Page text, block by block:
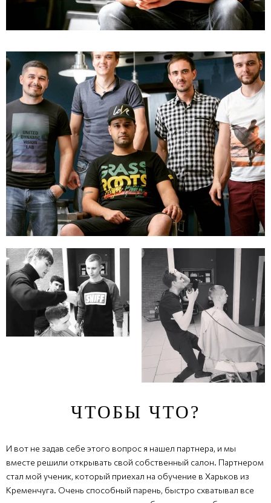
ЧТОБЫ ЧТО?
И вот не задав себе этого вопрос я нашел партнера, и мы
вместе решили открывать свой собственный салон. Партнером
стал мой ученик, который приехал на обучение в Харьков из
Кременчуга. Очень способный парень, быстро схватывал все